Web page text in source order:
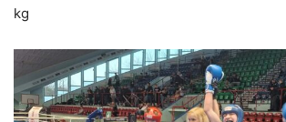
kg